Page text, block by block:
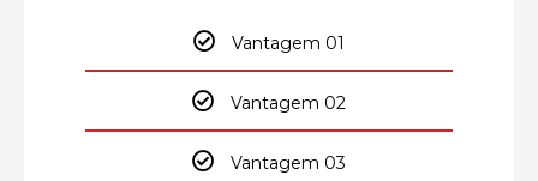
Vantagem 01
Vantagem 02
Vantagem 03